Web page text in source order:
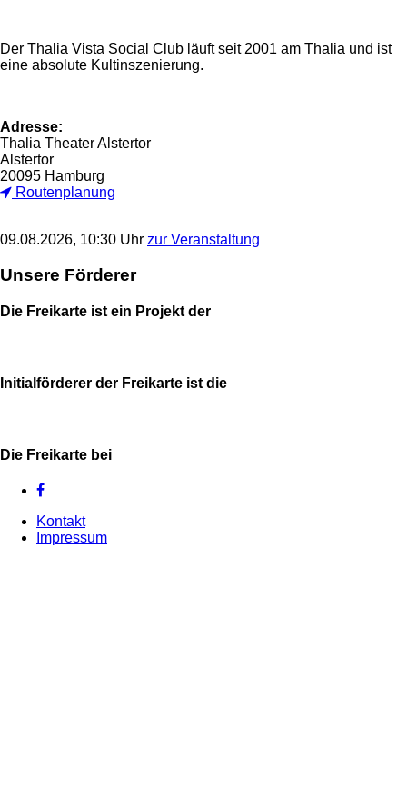
Der Thalia Vista Social Club läuft seit 2001 am Thalia und ist
eine absolute Kultinszenierung.
Adresse:
Thalia Theater Alstertor
Alstertor
20095 Hamburg
Routenplanung
09.08.2026, 10:30 Uhr zur Veranstaltung
Unsere Förderer
Die Freikarte ist ein Projekt der
Initialförderer der Freikarte ist die
Die Freikarte bei
Kontakt
Impressum